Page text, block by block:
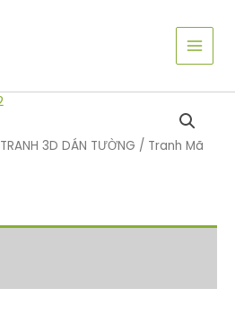
TRANH 3D DÁN TƯỜNG / Tranh Mã